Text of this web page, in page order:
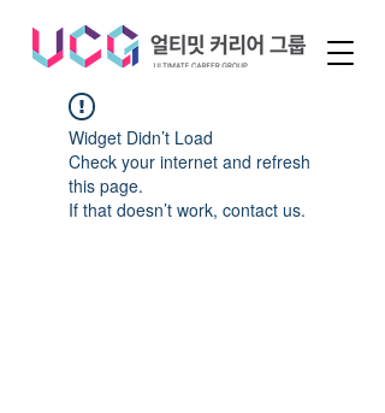
Widget Didn’t Load
Check your internet and refresh
this page.
If that doesn’t work, contact us.